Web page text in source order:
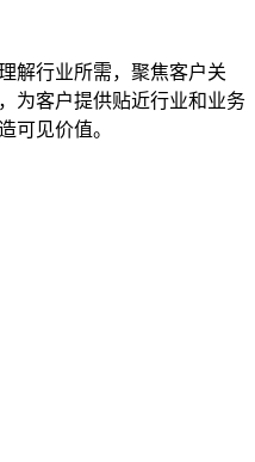
解行业所需，聚焦客户关
为客户提供贴近行业和业务
可见价值。